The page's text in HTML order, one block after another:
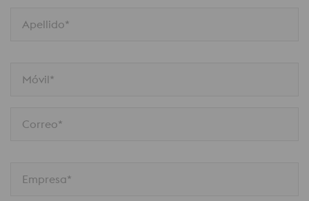
Apellido*
Móvil*
Correo*
Empresa*